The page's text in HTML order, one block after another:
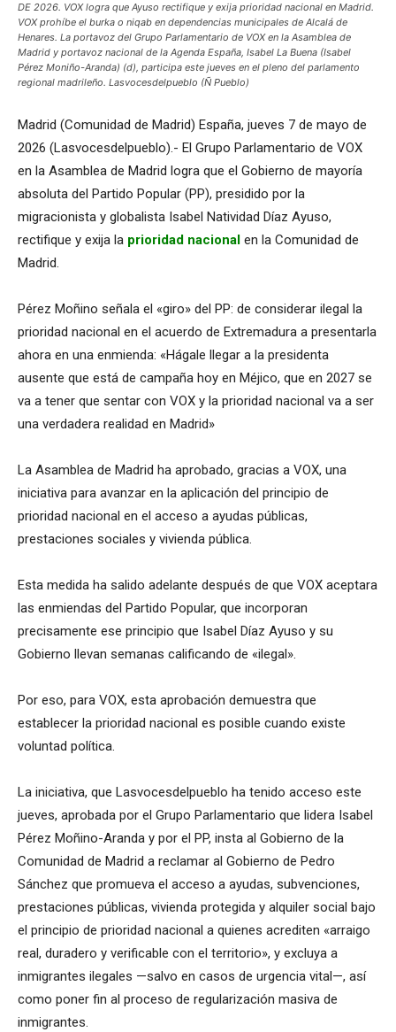
DE 2026. VOX logra que Ayuso rectifique y exija prioridad nacional en Madrid.
VOX prohíbe el burka o niqab en dependencias municipales de Alcalá de
Henares. La portavoz del Grupo Parlamentario de VOX en la Asamblea de
Madrid y portavoz nacional de la Agenda España, Isabel La Buena (Isabel
Pérez Moniño-Aranda) (d), participa este jueves en el pleno del parlamento
regional madrileño. Lasvocesdelpueblo (Ñ Pueblo)
Madrid (Comunidad de Madrid) España, jueves 7 de mayo de
2026 (Lasvocesdelpueblo).- El Grupo Parlamentario de VOX
en la Asamblea de Madrid logra que el Gobierno de mayoría
absoluta del Partido Popular (PP), presidido por la
migracionista y globalista Isabel Natividad Díaz Ayuso,
rectifique y exija la prioridad nacional en la Comunidad de
Madrid.
Pérez Moñino señala el «giro» del PP: de considerar ilegal la
prioridad nacional en el acuerdo de Extremadura a presentarla
ahora en una enmienda: «Hágale llegar a la presidenta
ausente que está de campaña hoy en Méjico, que en 2027 se
va a tener que sentar con VOX y la prioridad nacional va a ser
una verdadera realidad en Madrid»
La Asamblea de Madrid ha aprobado, gracias a VOX, una
iniciativa para avanzar en la aplicación del principio de
prioridad nacional en el acceso a ayudas públicas,
prestaciones sociales y vivienda pública.
Esta medida ha salido adelante después de que VOX aceptara
las enmiendas del Partido Popular, que incorporan
precisamente ese principio que Isabel Díaz Ayuso y su
Gobierno llevan semanas calificando de «ilegal».
Por eso, para VOX, esta aprobación demuestra que
establecer la prioridad nacional es posible cuando existe
voluntad política.
La iniciativa, que Lasvocesdelpueblo ha tenido acceso este
jueves, aprobada por el Grupo Parlamentario que lidera Isabel
Pérez Moñino-Aranda y por el PP, insta al Gobierno de la
Comunidad de Madrid a reclamar al Gobierno de Pedro
Sánchez que promueva el acceso a ayudas, subvenciones,
prestaciones públicas, vivienda protegida y alquiler social bajo
el principio de prioridad nacional a quienes acrediten «arraigo
real, duradero y verificable con el territorio», y excluya a
inmigrantes ilegales —salvo en casos de urgencia vital—, así
como poner fin al proceso de regularización masiva de
inmigrantes.